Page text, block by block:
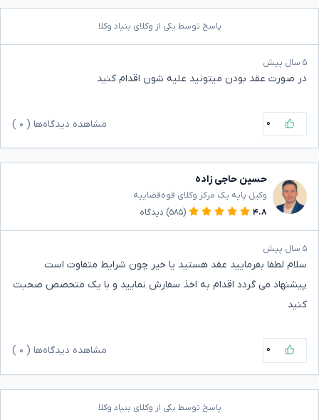
پاسخ توسط یکی از وکلای بنیاد وکلا
۵ سال پیش
در صورت عقد بودن میتونید علیه شون اقدام کنید
۰ مشاهده دیدگاه‌ها ( ۰
حسین حاجی زاده
وکیل پایه یک مرکز وکلای قوه‌قضاییه
۴.۸
(۵۸۵) دیدگاه
۵ سال پیش
سلام لطفا بفرمایید عقد هستید یا خیر چون شرایط متفاوت است
پیشنهاد می گردد اقدام به اخذ سفارش نمایید و با یک متحصص صحبت
کنید
۰ مشاهده دیدگاه‌ها ( ۰
پاسخ توسط یکی از وکلای بنیاد وکلا